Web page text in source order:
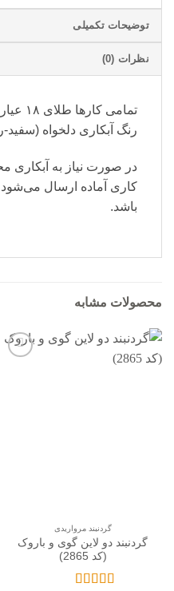
توضیحات تکمیلی
نظرات (0)
تمامی
رنگ آبکاری دلخواه (سفید-
کاری آماده ارسال می‌شود
باشد.
محصولات مشابه
گردنبند مرواریدی
گردنبند دو لاین گوی و باروک
(کد 2865)